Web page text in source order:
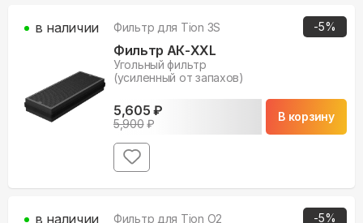
-5%
Фильтр для Tion 3S
Фильтр АК-ХХL
Угольный фильтр
(усиленный от запахов)
5,605 ₽
5,900₽
В корзину
в наличии
-5%
Фильтр для Tion O2
в наличии